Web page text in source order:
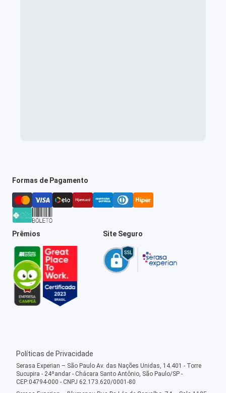
Formas de Pagamento
Prêmios Site Seguro
Políticas de Privacidade
Serasa Experian – São Paulo Av. das Nações Unidas, 14.401 - Torre
Sucupira - 24ºandar - Chácara Santo Antônio, São Paulo/SP -
CEP:04794-000 - CNPJ 62.173.620/0001-80